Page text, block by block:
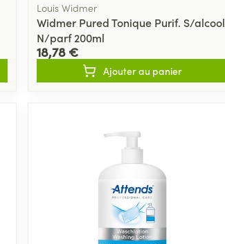
Louis Widmer
Widmer Pured Tonique Purif. S/alcool
N/parf 200ml
18,78 €
Ajouter au panier